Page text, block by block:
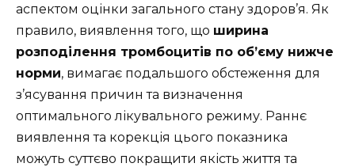
аспектом оцінки загального стану здоров’я. Як
правило, виявлення того, що ширина
розподілення тромбоцитів по об’єму нижче
норми, вимагає подальшого обстеження для
з’ясування причин та визначення
оптимального лікувального режиму. Раннє
виявлення та корекція цього показника
можуть суттєво покращити якість життя та